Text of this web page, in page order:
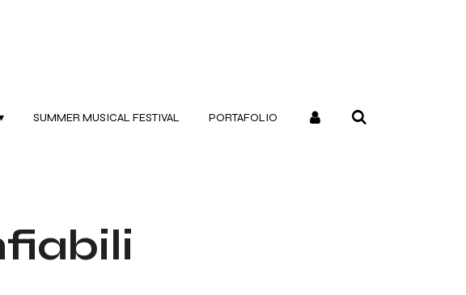
SUMMER MUSICAL FESTIVAL PORTAFOLIO